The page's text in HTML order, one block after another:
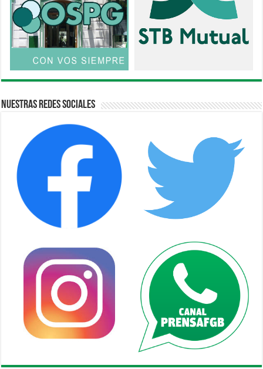
Nuestras Redes Sociales